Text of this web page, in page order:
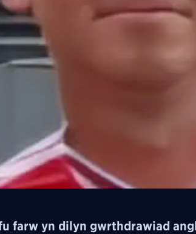
farw yn dilyn gwrthdrawiad